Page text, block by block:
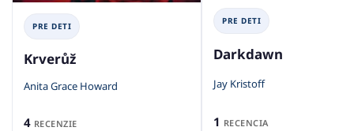
PRE DETI
Krverůž
Anita Grace Howard
4 RECENZIE
PRE DETI
Darkdawn
Jay Kristoff
1 RECENCIA